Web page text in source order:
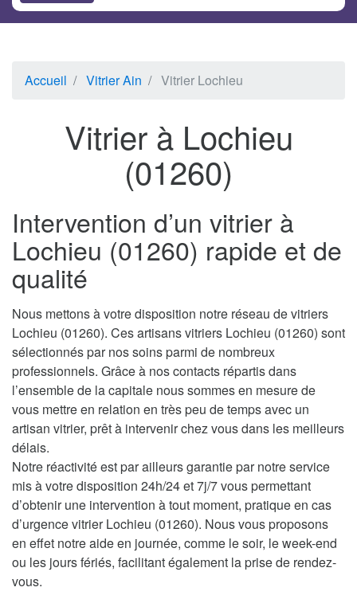
Accueil Vitrier Ain Vitrier Lochieu
Vitrier à Lochieu
(01260)
Intervention d’un vitrier à
Lochieu (01260) rapide et de
qualité
Nous mettons à votre disposition notre réseau de vitriers
Lochieu (01260). Ces artisans vitriers Lochieu (01260) sont
sélectionnés par nos soins parmi de nombreux
professionnels. Grâce à nos contacts répartis dans
l’ensemble de la capitale nous sommes en mesure de
vous mettre en relation en très peu de temps avec un
artisan vitrier, prêt à intervenir chez vous dans les meilleurs
délais.
Notre réactivité est par ailleurs garantie par notre service
mis à votre disposition 24h/24 et 7j/7 vous permettant
d’obtenir une intervention à tout moment, pratique en cas
d’urgence vitrier Lochieu (01260). Nous vous proposons
en effet notre aide en journée, comme le soir, le week-end
ou les jours fériés, facilitant également la prise de rendez-
vous.